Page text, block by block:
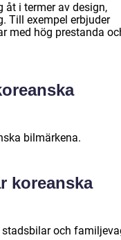
åt i termer av design,
Till exempel erbjuder
med hög prestanda
bilmärkena.
koreanska
och